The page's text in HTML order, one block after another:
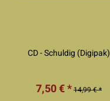
CD - Schuldig (Digipak)
7,50 € *14,99 € *